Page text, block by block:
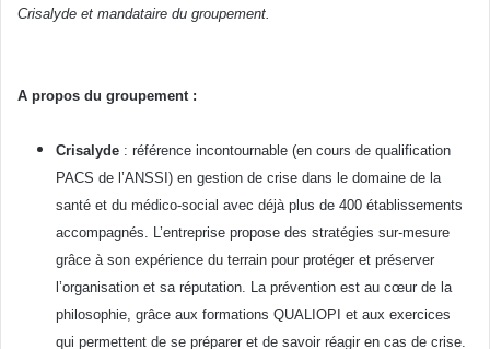
Crisalyde et mandataire du groupement.
A propos du groupement :
Crisalyde : référence incontournable (en cours de qualification
PACS de l’ANSSI) en gestion de crise dans le domaine de la
santé et du médico-social avec déjà plus de 400 établissements
accompagnés. L’entreprise propose des stratégies sur-mesure
grâce à son expérience du terrain pour protéger et préserver
l’organisation et sa réputation. La prévention est au cœur de la
philosophie, grâce aux formations QUALIOPI et aux exercices
qui permettent de se préparer et de savoir réagir en cas de crise.